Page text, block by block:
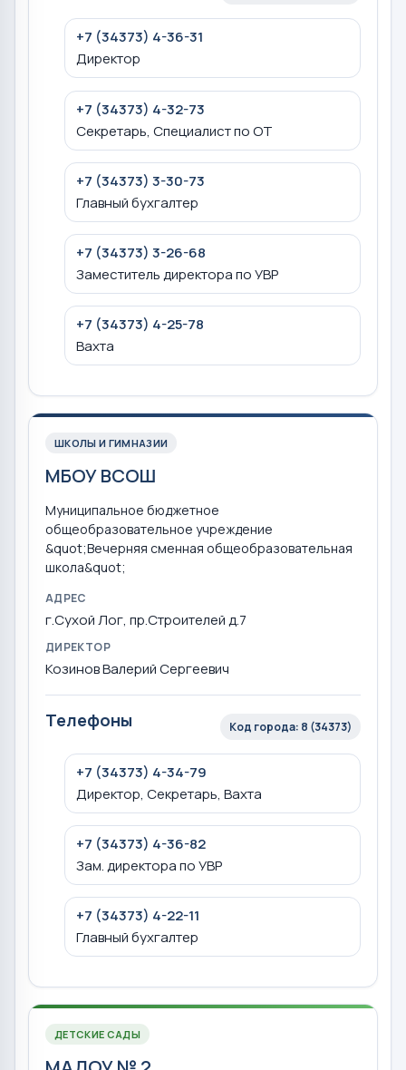
+7 (34373) 4-36-31
Директор
+7 (34373) 4-32-73
Секретарь, Специалист по ОТ
+7 (34373) 3-30-73
Главный бухгалтер
+7 (34373) 3-26-68
Заместитель директора по УВР
+7 (34373) 4-25-78
Вахта
ШКОЛЫ И ГИМНАЗИИ
МБОУ ВСОШ
Муниципальное бюджетное
общеобразовательное учреждение
&quot;Вечерняя сменная общеобразовательная
школа&quot;
АДРЕС
г.Сухой Лог, пр.Строителей д.7
ДИРЕКТОР
Козинов Валерий Сергеевич
Телефоны Код города: 8 (34373)
+7 (34373) 4-34-79
Директор, Секретарь, Вахта
+7 (34373) 4-36-82
Зам. директора по УВР
+7 (34373) 4-22-11
Главный бухгалтер
ДЕТСКИЕ САДЫ